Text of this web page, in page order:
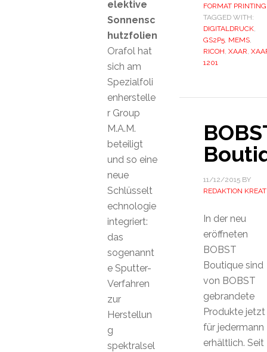
FORMAT PRINTING
TAGGED WITH:
DIGITALDRUCK,
GS2P5, MEMS,
RICOH, XAAR,
1201
11/12/2015BY
REDAKTION
In der neu
eröffneten
BOBST
Boutique sind
von BOBST
gebrandete
Produkte jetzt
für jedermann
erhältlich. Seit
elektive
Sonnensc
hutzfolien
Orafol hat
sich am
Spezialfoli
enherstelle
r Group
M.A.M.
beteiligt
und so eine
neue
Schlüsselt
echnologie
integriert:
das
sogenannt
e Sputter-
Verfahren
zur
Herstellun
g
spektralsel